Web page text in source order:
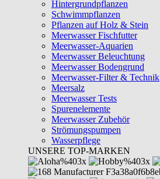
Hintergrundpflanzen
Schwimmpflanzen
Pflanzen auf Holz & Stein
Meerwasser Fischfutter
Meerwasser-Aquarien
Meerwasser Beleuchtung
Meerwasser Bodengrund
Meerwasser-Filter & Technik
Meersalz
Meerwasser Tests
Spurenelemente
Meerwasser Zubehör
Strömungspumpen
Wasserpflege
UNSERE TOP-MARKEN